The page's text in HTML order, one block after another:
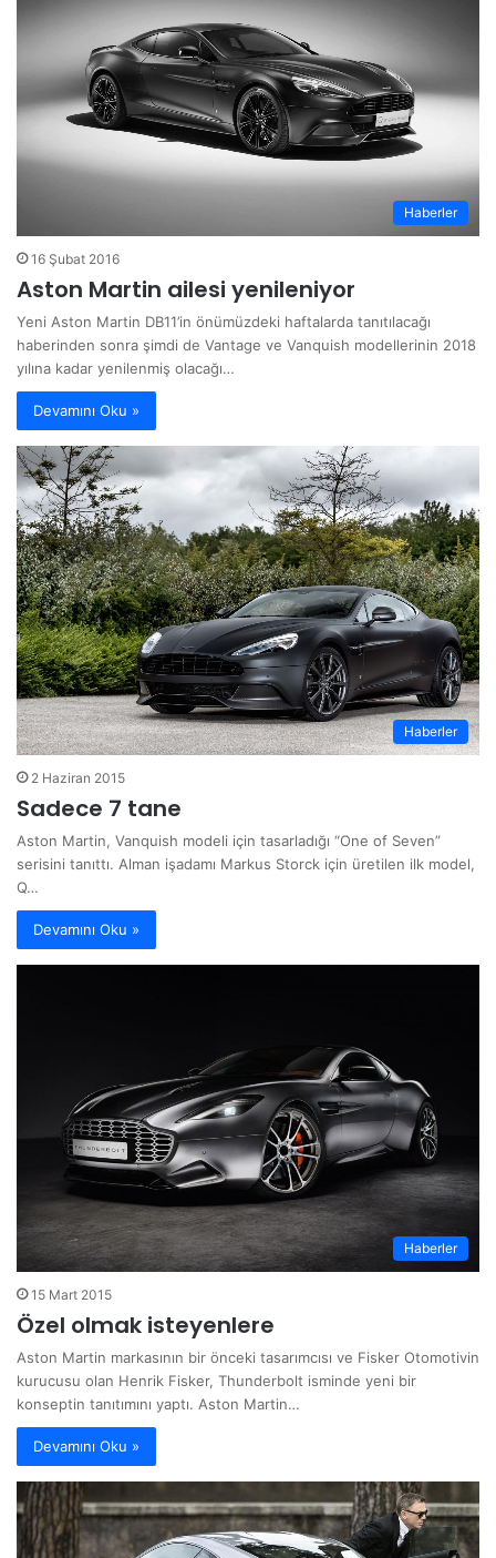
Haberler
16 Şubat 2016
Aston Martin ailesi yenileniyor
Yeni Aston Martin DB11’in önümüzdeki haftalarda tanıtılacağı
haberinden sonra şimdi de Vantage ve Vanquish modellerinin 2018
yılına kadar yenilenmiş olacağı…
Devamını Oku »
Haberler
2 Haziran 2015
Sadece 7 tane
Aston Martin, Vanquish modeli için tasarladığı “One of Seven”
serisini tanıttı. Alman işadamı Markus Storck için üretilen ilk model,
Q…
Devamını Oku »
Haberler
15 Mart 2015
Özel olmak isteyenlere
Aston Martin markasının bir önceki tasarımcısı ve Fisker Otomotivin
kurucusu olan Henrik Fisker, Thunderbolt isminde yeni bir
konseptin tanıtımını yaptı. Aston Martin…
Devamını Oku »